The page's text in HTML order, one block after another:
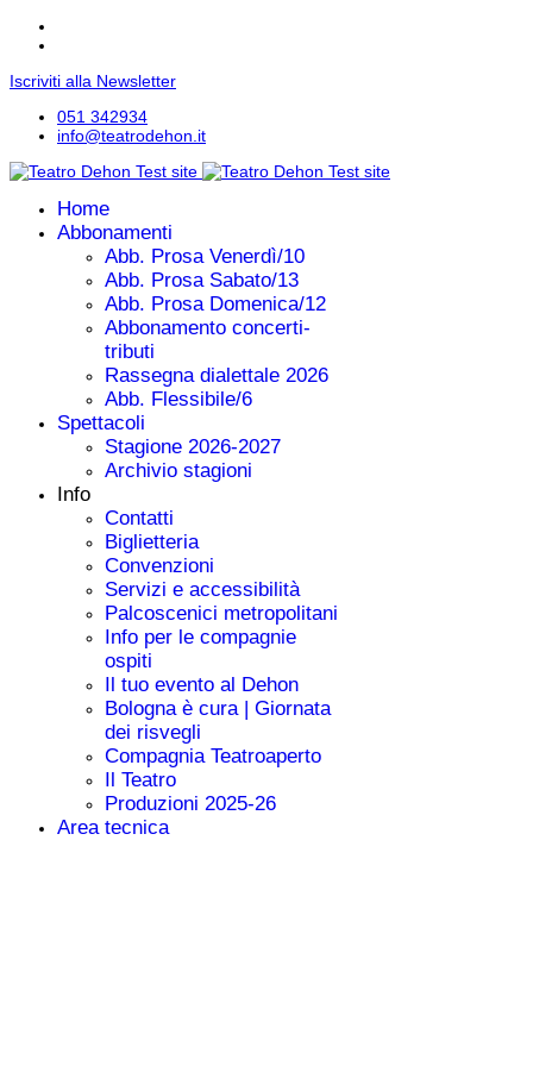
Iscriviti alla Newsletter
051 342934
info@teatrodehon.it
Home
Abbonamenti
Abb. Prosa Venerdì/10
Abb. Prosa Sabato/13
Abb. Prosa Domenica/12
Abbonamento concerti-
tributi
Rassegna dialettale 2026
Abb. Flessibile/6
Spettacoli
Stagione 2026-2027
Archivio stagioni
Info
Contatti
Biglietteria
Convenzioni
Servizi e accessibilità
Palcoscenici metropolitani
Info per le compagnie
ospiti
Il tuo evento al Dehon
Bologna è cura | Giornata
dei risvegli
Compagnia Teatroaperto
Il Teatro
Produzioni 2025-26
Area tecnica